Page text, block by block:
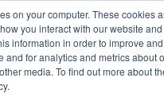
on your computer. These cookies
you interact with our website
information in order to improve
and for analytics and metrics about
media. To find out more about